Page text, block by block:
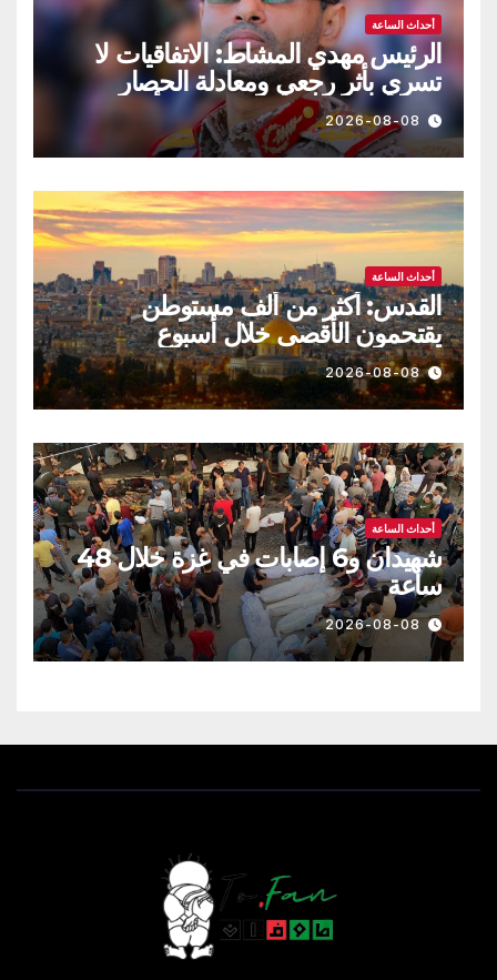
أحداث الساعة
الرئيس مهدي المشاط: الاتفاقيات لا
تسري بأثر رجعي ومعادلة الحصار
بالحصار مستمرة حتى تحقق أهدافها
2026-08-08
أحداث الساعة
القدس: أكثر من ألف مستوطن
يقتحمون الأقصى خلال أسبوع
2026-08-08
أحداث الساعة
شهيدان و6 إصابات في غزة خلال 48
ساعة
2026-08-08